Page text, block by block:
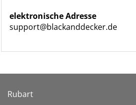
elektronische Adresse
support@blackanddecker.de
Rubart